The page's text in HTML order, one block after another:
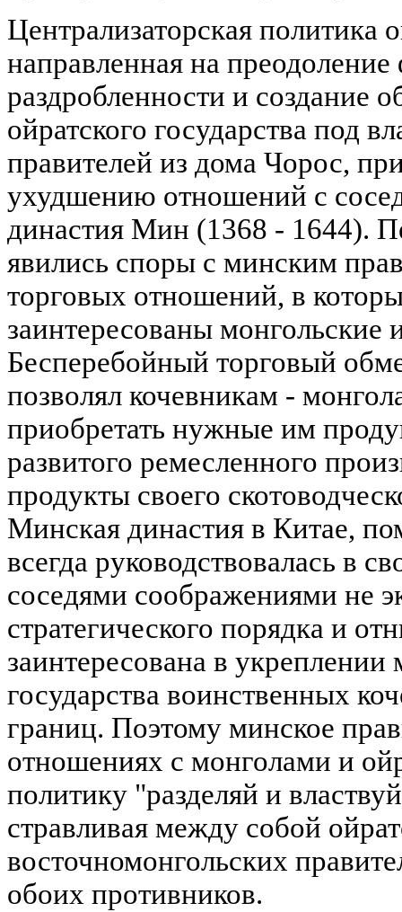
Централизаторская политика
направленная на
раздробленности и создание
ойратского государства под
правителей из дома Чорос,
ухудшению отношений с
династия Мин (1368 - 1644).
явились споры с минским
торговых отношений, в
заинтересованы монгольские
Бесперебойный торговый
позволял кочевникам -
приобретать нужные им
развитого ремесленного
продукты своего
Минская династия в Китае,
всегда руководствовалась в
соседями соображениями не
стратегического порядка и
заинтересована в
государства воинственных
границ. Поэтому минское
отношениях с монголами и
политику "разделяй и
стравливая между собой
восточномонгольских
обоих противников.